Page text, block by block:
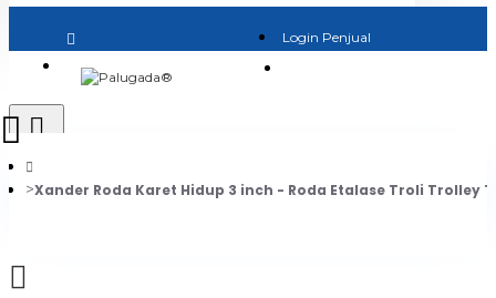
Login Penjual
Xander Roda Karet Hidup 3 inch - Roda Etalase Troli Trolley